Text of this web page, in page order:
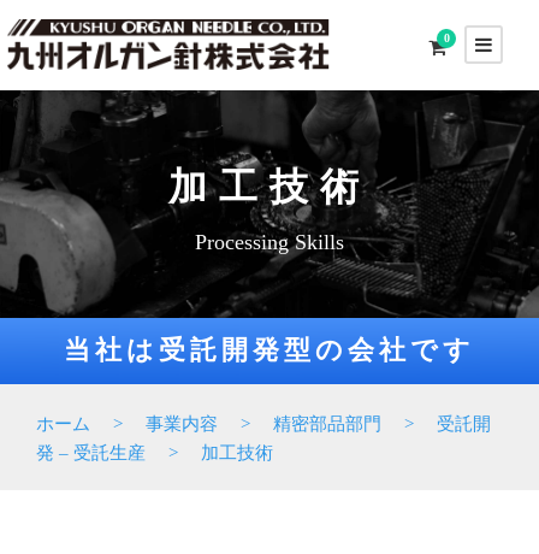
0
加工技術
Processing Skills
当社は受託開発型の会社です
ホーム > 事業内容 > 精密部品部門 >
受託開
発 – 受託生産
> 加工技術